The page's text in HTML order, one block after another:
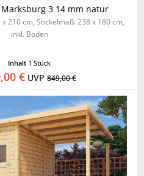
3 14 mm natur
x 210 cm, Sockelmaß: 238 x 180 cm,
inkl. Boden
Inhalt 1 Stück
€ UVP849,00 €